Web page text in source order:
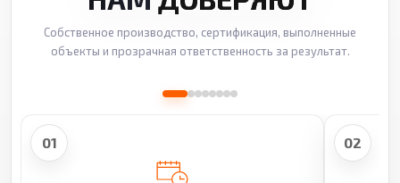
Собственное производство, сертификация, выполненные
объекты и прозрачная ответственность за результат.
01 02